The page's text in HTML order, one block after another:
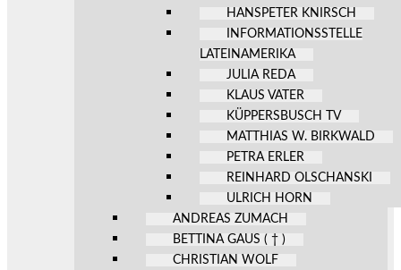
HANSPETER KNIRSCH
INFORMATIONSSTELLE
LATEINAMERIKA
JULIA REDA
KLAUS VATER
KÜPPERSBUSCH TV
MATTHIAS W. BIRKWALD
PETRA ERLER
REINHARD OLSCHANSKI
ULRICH HORN
ANDREAS ZUMACH
BETTINA GAUS ( † )
CHRISTIAN WOLF